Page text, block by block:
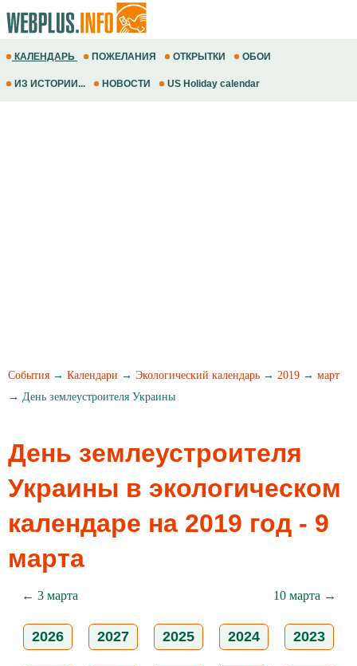
КАЛЕНДАРЬ ПОЖЕЛАНИЯ ОТКРЫТКИ ОБОИ
ИЗ ИСТОРИИ... НОВОСТИ US Holiday calendar
События → Календари → Экологический календарь → 2019 → март
→ День землеустроителя Украины
День землеустроителя
Украины в экологическом
календаре на 2019 год - 9
марта
← 3 марта 10 марта →
2026 2027 2025 2024 2023